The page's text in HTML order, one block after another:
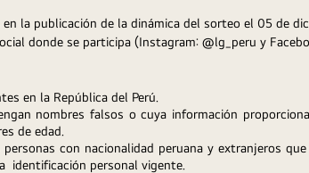
la publicación de la dinámica del sorteo el 05 de
en la República del Perú.
nombres falsos o cuya información
de edad.
con nacionalidad peruana y extranjeros
identificación personal vigente.